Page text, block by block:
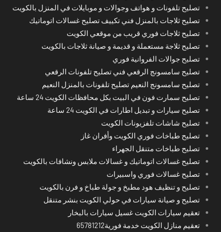
تصليح تلفونات و هواتف وجوالات و موبايلات في المنزل بالكويت
تصليح ثلاجات بالمنزل فني تكييف تصليح غسالات اتوماتيك
تصليح ثلاجات فوري قريب من موقعي الكويت
تصليح ثلاجة مستعملة و قديمة و صيانة ثلاجات بالكويت
تصليح جوالات الفروانية فوري
تصليح سامسونج الرقعي فني تصليح تلفونات الرقعي
تصليح سامسونج النعيم تصليح تلفونات بالمنزل النعيم
تصليح سمارت فون في البيت بكل محافظات الكويت 24 ساعة
تصليح سيارات و تبديل اطارات في الكويت 24 ساعة
تصليح شاشات تلفزيونات الكويت
تصليح طباخات فوري الكويت وأفران غاز
تصليح طباخات متنقل الجهراء
تصليح غسالات اتوماتيك و غسالات ملابس ونشافات بالكويت
تصليح غسالات فوري واسبيرات
تصليح و تنظيف هود مطبخ و جولة طباخ و فرن بالكويت
تصليح و صيانة سيارات في حولي الكويت بنشر متنقل
تعقيم سيارات الكويت غسيل سيارات بالبخار
تعقيم منازل الكويت خدمة فورية65781212